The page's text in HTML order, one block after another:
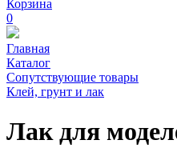
Корзина
0
Главная
Каталог
Сопутствующие товары
Клей, грунт и лак
Лак для